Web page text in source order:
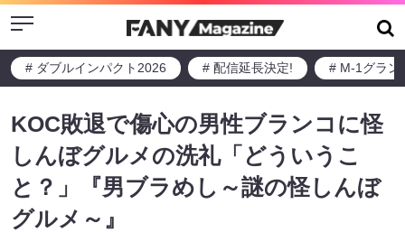
Menu
# ダブルインパクト2026 # 配信延長決定! # M-1グラン
KOC敗退で傷心の男性ブランコに怪
しんぼグルメの洗礼「どういうこ
と？」『男ブラめし～謎の怪しんぼ
グルメ～』